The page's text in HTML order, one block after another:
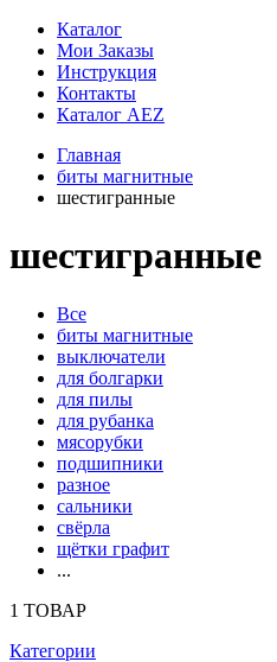
Каталог
Мои Заказы
Инструкция
Контакты
Каталог AEZ
Главная
биты магнитные
шестигранные
шестигранные
Все
биты магнитные
выключатели
для болгарки
для пилы
для рубанка
мясорубки
подшипники
разное
сальники
свёрла
щётки графит
...
1 ТОВАР
Категории